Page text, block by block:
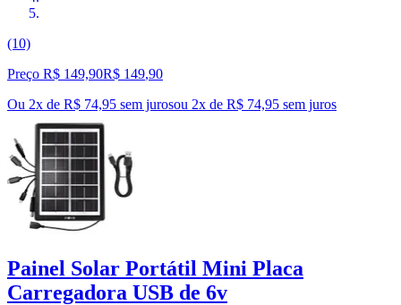
(10)
Preço R$ 149,90R$ 149,90
Ou 2x de R$ 74,95 sem jurosou 2x de R$ 74,95 sem juros
Painel Solar Portátil Mini Placa
Carregadora USB de 6v